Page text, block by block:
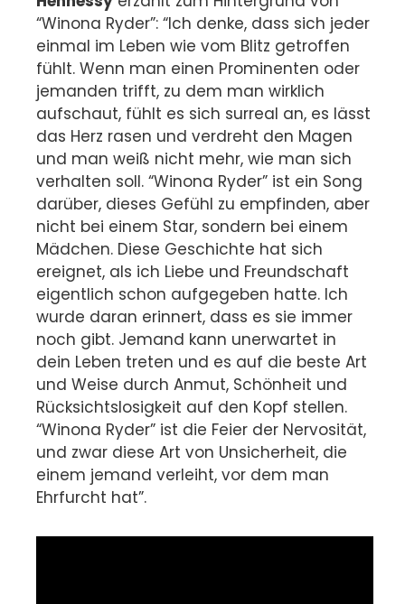
“Winona Ryder”: “Ich denke, dass sich jeder
einmal im Leben wie vom Blitz getroffen
fühlt. Wenn man einen Prominenten oder
jemanden trifft, zu dem man wirklich
aufschaut, fühlt es sich surreal an, es lässt
das Herz rasen und verdreht den Magen
und man weiß nicht mehr, wie man sich
verhalten soll. “Winona Ryder” ist ein Song
darüber, dieses Gefühl zu empfinden, aber
nicht bei einem Star, sondern bei einem
Mädchen. Diese Geschichte hat sich
ereignet, als ich Liebe und Freundschaft
eigentlich schon aufgegeben hatte. Ich
wurde daran erinnert, dass es sie immer
noch gibt. Jemand kann unerwartet in
dein Leben treten und es auf die beste Art
und Weise durch Anmut, Schönheit und
Rücksichtslosigkeit auf den Kopf stellen.
“Winona Ryder” ist die Feier der Nervosität,
und zwar diese Art von Unsicherheit, die
einem jemand verleiht, vor dem man
Ehrfurcht hat”.